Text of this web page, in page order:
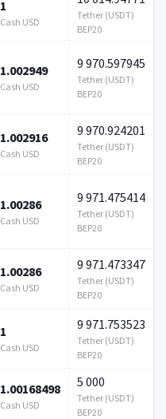
1
Cash USD
Tether (USDT)
BEP20
1.002949
Cash USD
9 970.597945
Tether (USDT)
BEP20
1.002916
Cash USD
9 970.924201
Tether (USDT)
BEP20
1.00286
Cash USD
9 971.475414
Tether (USDT)
BEP20
1.00286
Cash USD
9 971.473347
Tether (USDT)
BEP20
1
Cash USD
9 971.753523
Tether (USDT)
BEP20
1.00168498
Cash USD
5 000
Tether (USDT)
BEP20